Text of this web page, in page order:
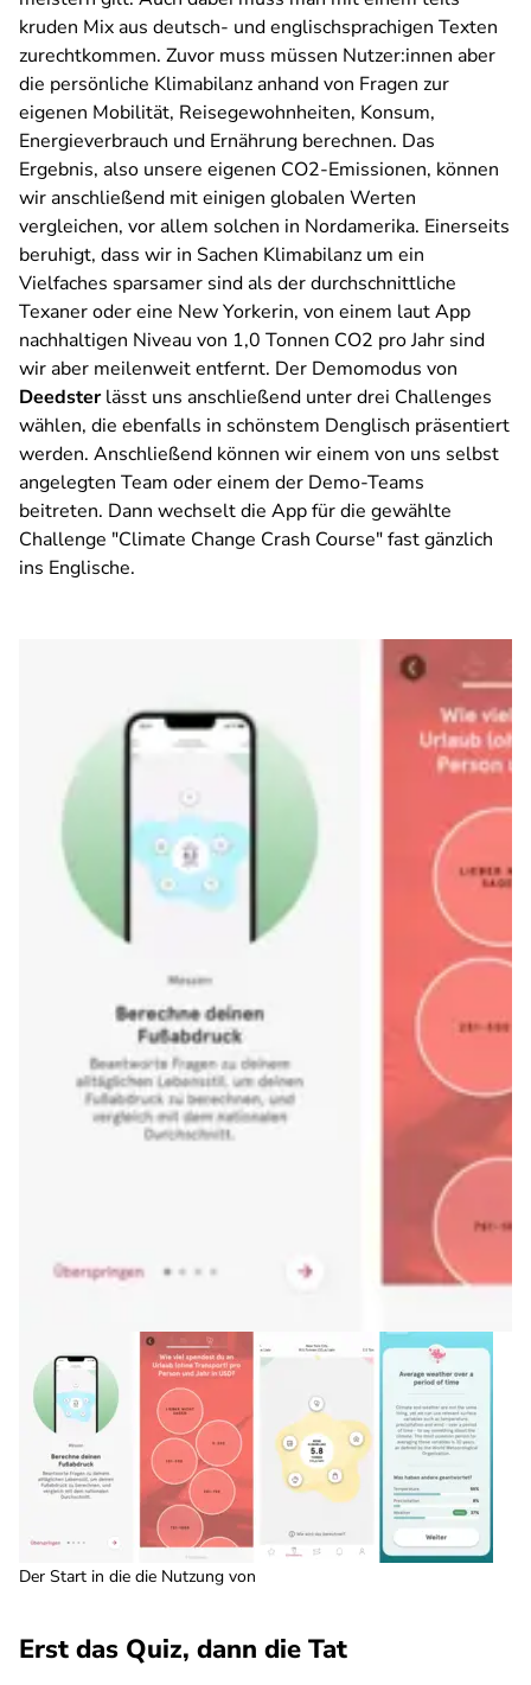
kruden Mix aus deutsch- und englischsprachigen Texten
zurechtkommen. Zuvor muss müssen Nutzer:innen aber
die persönliche Klimabilanz anhand von Fragen zur
eigenen Mobilität, Reisegewohnheiten, Konsum,
Energieverbrauch und Ernährung berechnen. Das
Ergebnis, also unsere eigenen CO2-Emissionen, können
wir anschließend mit einigen globalen Werten
vergleichen, vor allem solchen in Nordamerika. Einerseits
beruhigt, dass wir in Sachen Klimabilanz um ein
Vielfaches sparsamer sind als der durchschnittliche
Texaner oder eine New Yorkerin, von einem laut App
nachhaltigen Niveau von 1,0 Tonnen CO2 pro Jahr sind
wir aber meilenweit entfernt. Der Demomodus von
Deedsterlässt uns anschließend unter drei Challenges
wählen, die ebenfalls in schönstem Denglisch präsentiert
werden. Anschließend können wir einem von uns selbst
angelegten Team oder einem der Demo-Teams
beitreten. Dann wechselt die App für die gewählte
Challenge "Climate Change Crash Course" fast gänzlich
ins Englische.
Der Start in die die Nutzung von
Erst das Quiz, dann die Tat